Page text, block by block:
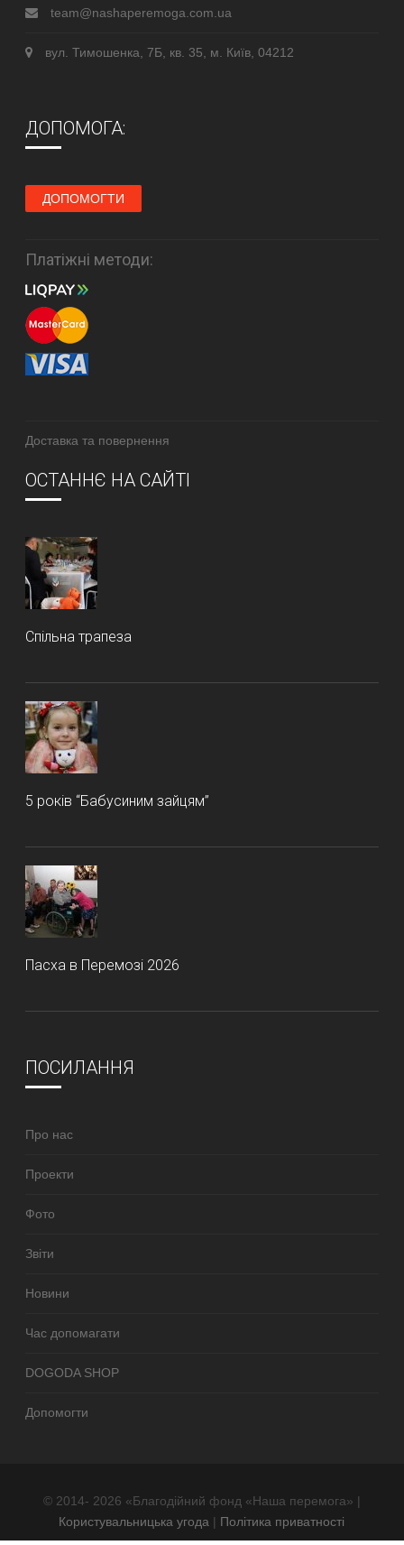
team@nashaperemoga.com.ua
вул. Тимошенка, 7Б, кв. 35, м. Київ, 04212
ДОПОМОГА:
ДОПОМОГТИ
Платіжні методи:
Доставка та повернення
ОСТАННЄ НА САЙТІ
Спільна трапеза
5 років “Бабусиним зайцям”
Пасха в Перемозі 2026
ПОСИЛАННЯ
Про нас
Проекти
Фото
Звіти
Новини
Час допомагати
DOGODA SHOP
Допомогти
© 2014- 2026 «Благодійний фонд «Наша перемога» |
Користувальницька угода | Політика приватності